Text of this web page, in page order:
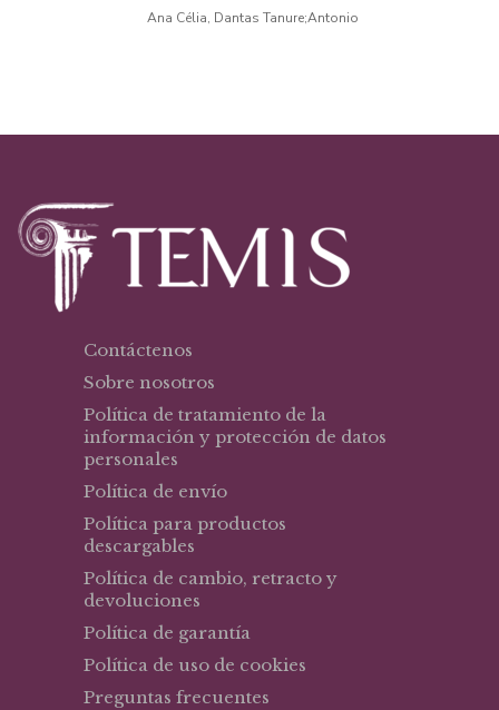
Ana Célia, Dantas Tanure;Antonio
Contáctenos
Sobre nosotros
Política de tratamiento de la
información y protección de datos
personales
Política de envío
Política para productos
descargables
Política de cambio, retracto y
devoluciones
Política de garantía
Política de uso de cookies
Preguntas frecuentes